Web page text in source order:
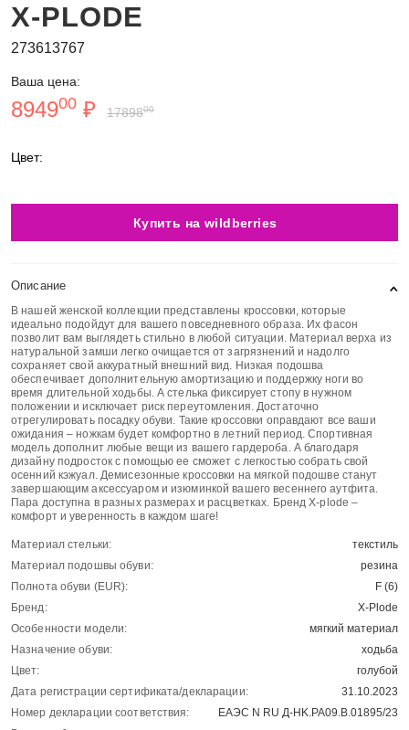
X-PLODE
273613767
Ваша цена:
894900 ₽ 1789800
Цвет:
Купить на wildberries
Описание
В нашей женской коллекции представлены кроссовки, которые
идеально подойдут для вашего повседневного образа. Их фасон
позволит вам выглядеть стильно в любой ситуации. Материал верха из
натуральной замши легко очищается от загрязнений и надолго
сохраняет свой аккуратный внешний вид. Низкая подошва
обеспечивает дополнительную амортизацию и поддержку ноги во
время длительной ходьбы. А стелька фиксирует стопу в нужном
положении и исключает риск переутомления. Достаточно
отрегулировать посадку обуви. Такие кроссовки оправдают все ваши
ожидания – ножкам будет комфортно в летний период. Спортивная
модель дополнит любые вещи из вашего гардероба. А благодаря
дизайну подросток с помощью ее сможет с легкостью собрать свой
осенний кэжуал. Демисезонные кроссовки на мягкой подошве станут
завершающим аксессуаром и изюминкой вашего весеннего аутфита.
Пара доступна в разных размерах и расцветках. Бренд X-plode –
комфорт и уверенность в каждом шаге!
Материал стельки:
текстиль
Материал подошвы обуви:
резина
Полнота обуви (EUR):
F (6)
Бренд:
X-Plode
Особенности модели:
мягкий материал
Назначение обуви:
ходьба
Цвет:
голубой
Дата регистрации сертификата/декларации:
31.10.2023
Номер декларации соответствия:
ЕАЭС N RU Д-HK.РА09.В.01895/23